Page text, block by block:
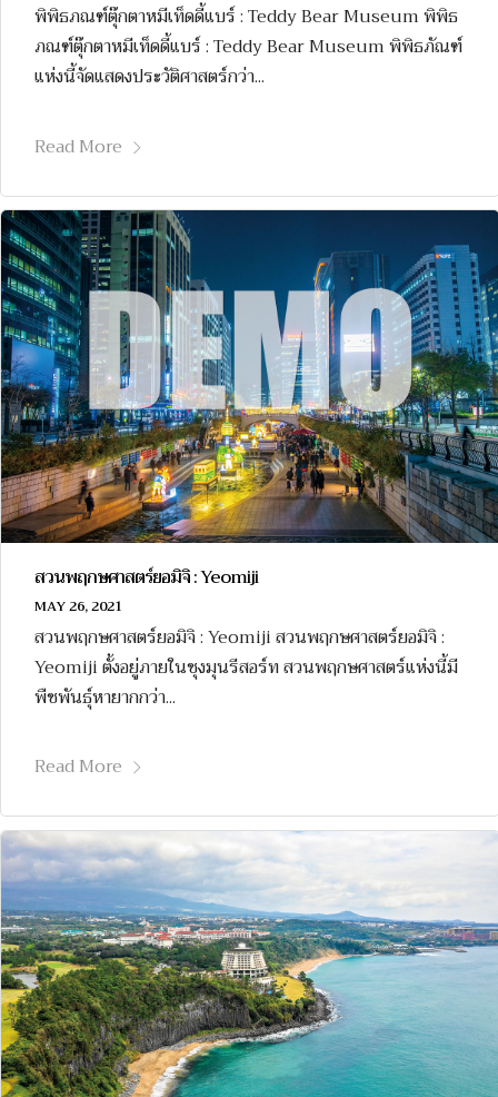
พิพิธภณฑ์ตุ๊กตาหมีเท็ดดี้แบร์ : Teddy Bear Museum พิพิธ
ภณฑ์ตุ๊กตาหมีเท็ดดี้แบร์ : Teddy Bear Museum พิพิธภัณฑ์
แห่งนี้จัดแสดงประวัติศาสตร์กว่า...
Read More
สวนพฤกษศาสตร์ยอมิจิ : Yeomiji
MAY 26, 2021
สวนพฤกษศาสตร์ยอมิจิ : Yeomiji สวนพฤกษศาสตร์ยอมิจิ :
Yeomiji ตั้งอยู่ภายในชุงมุนรีสอร์ท สวนพฤกษศาสตร์แห่งนี้มี
พืชพันธุ์หายากกว่า...
Read More